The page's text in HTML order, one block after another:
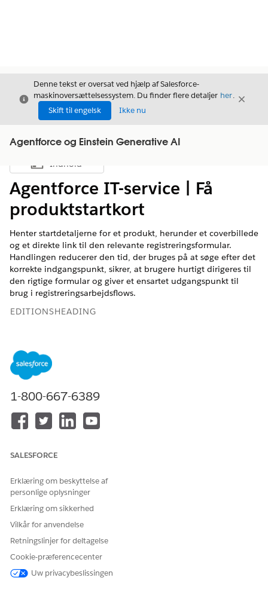
Luk
Denne tekst er oversat ved hjælp af Salesforce-
maskinoversættelsessystem. Du finder flere detaljer her.
Skift til engelsk
Ikke nu
Luk
Agentforce og Einstein Generative AI
Vis indholdsfortegnelse
Indhold
Agentforce IT-service | Få
produktstartkort
Henter startdetaljerne for et produkt, herunder et coverbillede
og et direkte link til den relevante registreringsformular.
Handlingen reducerer den tid, der bruges på at søge efter det
korrekte indgangspunkt, sikrer, at brugere hurtigt dirigeres til
den rigtige formular og giver et ensartet udgangspunkt til
brug i registreringsarbejdsflows.
EDITIONSHEADING
Tilgængelig i:
tilføjelsesprogramlicensen AI Agents for Employees.
BRUGERTILLADELSER
PÅKRÆVET
SeAlmen brugeradgang til standardagenthandlinger
API-navn
Referencehandlingstype
Referencehandling
eller flere
meddelelsesskabeloner?
1-800-667-6389
SALESFORCE
Erklæring om beskyttelse af
personlige oplysninger
Erklæring om sikkerhed
Vilkår for anvendelse
Retningslinjer for deltagelse
Cookie-præferencecenter
Uw privacybeslissingen